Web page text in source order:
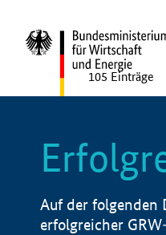
105 Einträge
Auf der folgenden
erfolgreicher